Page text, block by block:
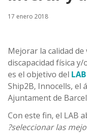
17 enero 2018
Mejorar la calidad
discapacidad física
es el objetivo del
Ship2B, Innocells, el
Ajuntament de
Con este fin, el LAB
?seleccionar las